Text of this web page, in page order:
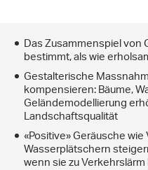
Das Zusammenspiel
bestimmt, als wie
Gestalterische
kompensieren: Bäume,
Geländemodellierung
Landschaftsqualität
«Positive» Geräusche
Wasserplätschern
wenn sie zu